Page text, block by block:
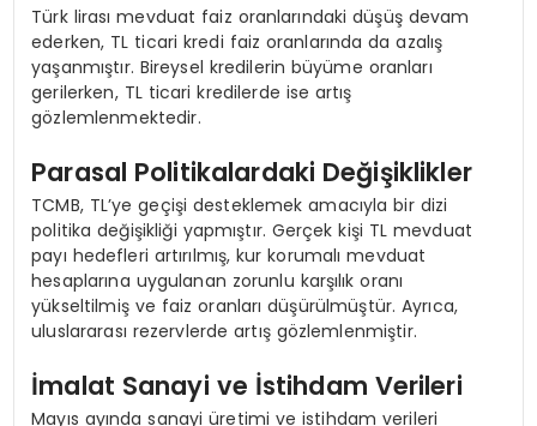
Türk lirası mevduat faiz oranlarındaki düşüş devam
ederken, TL ticari kredi faiz oranlarında da azalış
yaşanmıştır. Bireysel kredilerin büyüme oranları
gerilerken, TL ticari kredilerde ise artış
gözlemlenmektedir.
Parasal Politikalardaki Değişiklikler
TCMB, TL’ye geçişi desteklemek amacıyla bir dizi
politika değişikliği yapmıştır. Gerçek kişi TL mevduat
payı hedefleri artırılmış, kur korumalı mevduat
hesaplarına uygulanan zorunlu karşılık oranı
yükseltilmiş ve faiz oranları düşürülmüştür. Ayrıca,
uluslararası rezervlerde artış gözlemlenmiştir.
İmalat Sanayi ve İstihdam Verileri
Mayıs ayında sanayi üretimi ve istihdam verileri